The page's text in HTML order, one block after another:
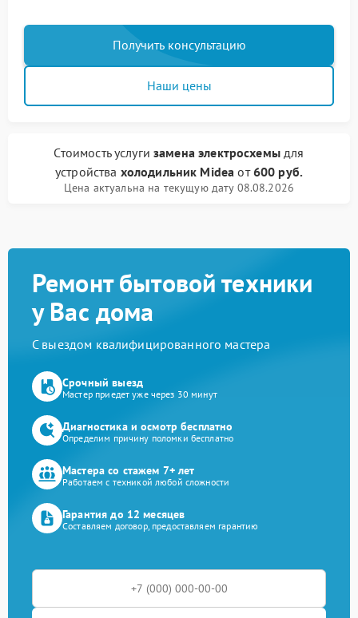
Получить консультацию
Наши цены
Стоимость услугизамена электросхемыдля
устройства холодильник Midea от600 руб.
Цена актуальна на текущую дату 08.08.2026
Ремонт бытовой техники
у Вас дома
С выездом квалифицированного мастера
Срочный выезд
Мастер приедет уже через 30 минут
Диагностика и осмотр бесплатно
Определим причину поломки бесплатно
Мастера со стажем 7+ лет
Работаем с техникой любой сложности
Гарантия до 12 месяцев
Составляем договор, предоставляем гарантию